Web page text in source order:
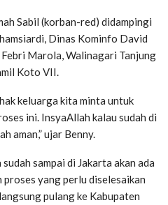
Sabil (korban-red) didampingi
Dinas Kominfo David
Marola, Walinagari Tanjung
Koto VII.
keluarga kita minta untuk
ini. InsyaAllah kalau sudah di
aman,” ujar Benny.
sampai di Jakarta akan ada
yang perlu diselesaikan
pulang ke Kabupaten